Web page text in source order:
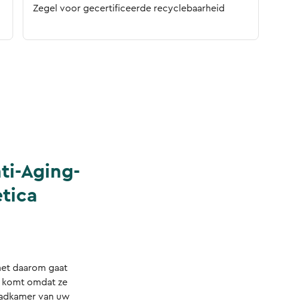
Zegel voor gecertificeerde recyclebaarheid
Aging-
daarom gaat
omdat ze
van uw